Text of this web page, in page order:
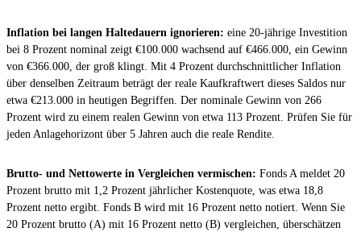
Inflation bei langen Haltedauern ignorieren: eine 20-jährige Investition
bei 8 Prozent nominal zeigt €100.000 wachsend auf €466.000, ein Gewinn
von €366.000, der groß klingt. Mit 4 Prozent durchschnittlicher Inflation
über denselben Zeitraum beträgt der reale Kaufkraftwert dieses Saldos nur
etwa €213.000 in heutigen Begriffen. Der nominale Gewinn von 266
Prozent wird zu einem realen Gewinn von etwa 113 Prozent. Prüfen Sie für
jeden Anlagehorizont über 5 Jahren auch die reale Rendite.
Brutto- und Nettowerte in Vergleichen vermischen: Fonds A meldet 20
Prozent brutto mit 1,2 Prozent jährlicher Kostenquote, was etwa 18,8
Prozent netto ergibt. Fonds B wird mit 16 Prozent netto notiert. Wenn Sie
20 Prozent brutto (A) mit 16 Prozent netto (B) vergleichen, überschätzen